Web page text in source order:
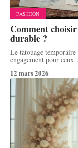
FASHION
Comment
durable ?
Le tatouage
engagement pour ceux
12 mars 2026